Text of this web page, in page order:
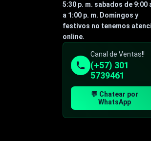
5:30 p. m. sabados de 9:00
a 1:00 p. m. Domingos y
festivos no tenemos
online.
Canal de Ventas!!
(+57) 301
5739461
💬 Chatear por
WhatsApp
Especialista de operación
sistémica